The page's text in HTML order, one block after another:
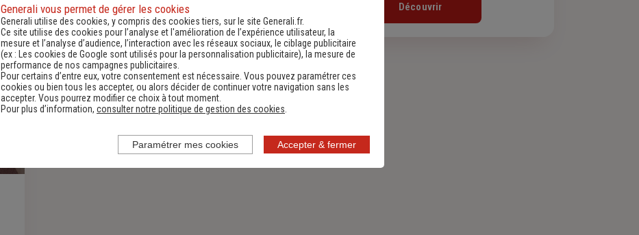
Découvrir Découvrir
Generali vous permet de gérer les cookies
Generali utilise des cookies, y compris des cookies tiers, sur le site Generali.fr.
Ce site utilise des cookies pour l’analyse et l'amélioration de l’expérience utilisateur, la
mesure et l’analyse d’audience, l’interaction avec les réseaux sociaux, le ciblage publicitaire
(ex :
Les cookies de Google sont utilisés pour la personnalisation publicitaire), la mesure de
performance de nos campagnes publicitaires.
Pour certains d’entre eux, votre consentement est nécessaire. Vous pouvez paramétrer ces
cookies ou bien tous les accepter, ou alors décider de continuer votre navigation sans les
accepter. Vous pourrez modifier ce choix à tout moment.
Pour plus d’information, consulter notre politique de gestion des cookies
Accepter & fermer
Paramétrer mes cookies